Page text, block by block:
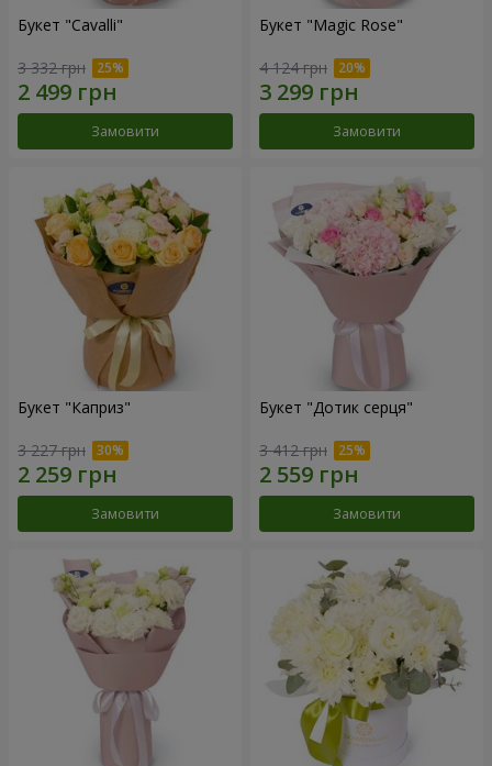
Букет "Cаvalli"
3 332 грн
Замовити
Букет "Magic Rose"
4 124 грн
Замовити
Букет "Каприз"
3 227 грн
Замовити
Букет "Дотик серця"
3 412 грн
Замовити